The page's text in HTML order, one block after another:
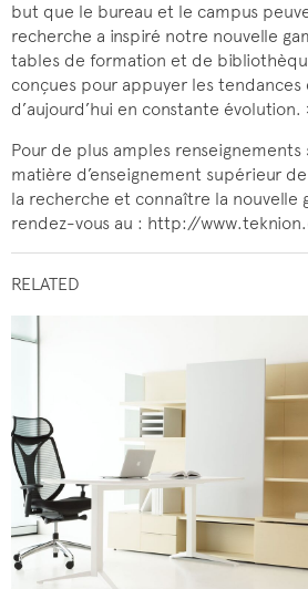
but que le bureau et le campus
recherche a inspiré notre nouvelle
tables de formation et de
conçues pour appuyer les tendances
d’aujourd’hui en constante évolution.
Pour de plus amples renseignements
matière d’enseignement supérieur
la recherche et connaître la nouvelle
rendez-vous au : http://
RELATED